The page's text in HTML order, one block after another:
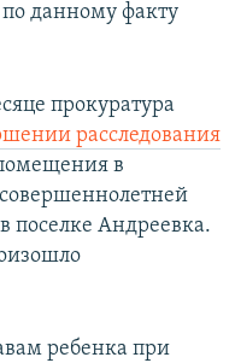
данному факту
прокуратура
расследования
в
поселке Андреевка.
ребенка при